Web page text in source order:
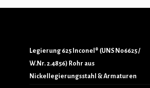
Legierung 625 Inconel® (UNS N06625 /
W.Nr. 2.4856) Rohr aus
Nickellegierungsstahl & Armaturen